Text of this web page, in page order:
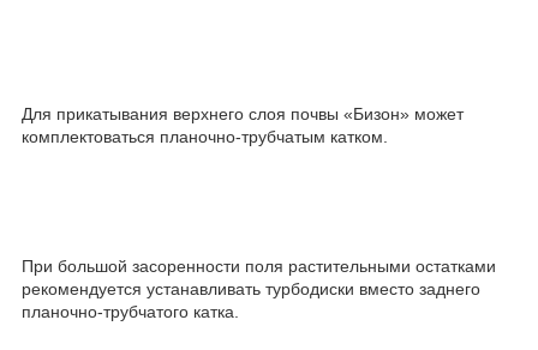
Для прикатывания верхнего слоя почвы «Бизон» может
комплектоваться планочно-трубчатым катком.
При большой засоренности поля растительными остатками
рекомендуется устанавливать турбодиски вместо заднего
планочно-трубчатого катка.